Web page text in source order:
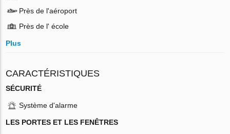
Près de l'aéroport
Près de l' école
Plus
CARACTÉRISTIQUES
SÉCURITÉ
Système d'alarme
LES PORTES ET LES FENÊTRES